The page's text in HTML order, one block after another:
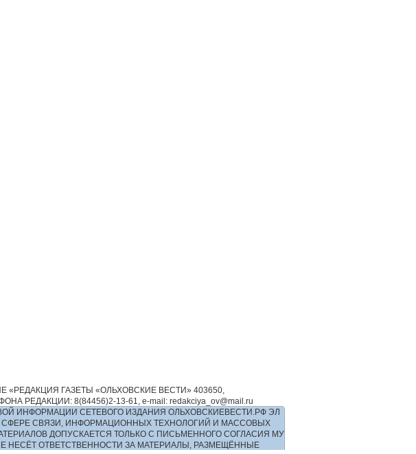
ГАЗЕТЫ «ОЛЬХОВСКИЕ ВЕСТИ» 403650,
РЕДАКЦИИ: 8(84456)2-13-61, e-mail: redakciya_ov@mail.ru
ИНФОРМАЦИИ СЕТЕВОГО ИЗДАНИЯ ОЛЬХОВСКИЕВЕСТИ.РФ ЭЛ
СФЕРЕ СВЯЗИ, ИНФОРМАЦИОННЫХ ТЕХНОЛОГИЙ И МАССОВЫХ
ДОПУСКАЕТСЯ ТОЛЬКО С ПИСЬМЕННОГО СОГЛАСИЯ МУ
НЕСЁТ ОТВЕТСТВЕННОСТИ ЗА МАТЕРИАЛЫ, РАЗМЕЩЁННЫЕ